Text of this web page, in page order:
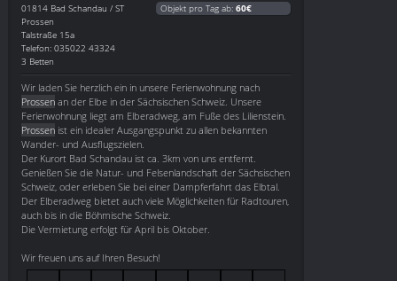
01814 Bad Schandau / ST
Prossen
Talstraße 15a
Telefon: 035022 43324
3 Betten
Objekt pro Tag ab: 60€
Wir laden Sie herzlich ein in unsere Ferienwohnung nach
Prossenan der Elbe in der Sächsischen Schweiz. Unsere
Ferienwohnung liegt am Elberadweg, am Fuße des Lilienstein.
Prossenist ein idealer Ausgangspunkt zu allen bekannten
Wander- und Ausflugszielen.
Der Kurort Bad Schandau ist ca. 3km von uns entfernt.
Genießen Sie die Natur- und Felsenlandschaft der Sächsischen
Schweiz, oder erleben Sie bei einer Dampferfahrt das Elbtal.
Der Elberadweg bietet auch viele Möglichkeiten für Radtouren,
auch bis in die Böhmische Schweiz.
Die Vermietung erfolgt für April bis Oktober.
Wir freuen uns auf Ihren Besuch!